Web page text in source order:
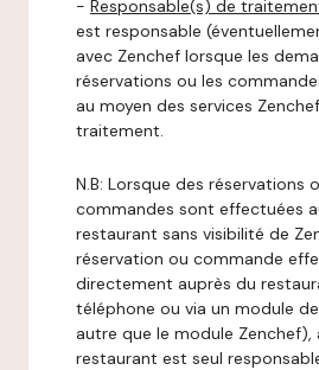
- Responsable(s) de
est responsable
avec Zenchef lorsque les
réservations ou les
au moyen des services
traitement.
N.B: Lorsque des réservations
commandes sont effectuées
restaurant sans visibilité de
réservation ou commande
directement auprès du
téléphone ou via un module
autre que le module Zenchef),
restaurant est seul